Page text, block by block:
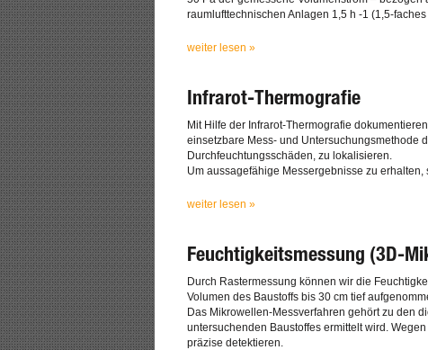
raumlufttechnischen Anlagen 1,5 h -1 (1,5-
weiter lesen »
Infrarot-Thermografie
Mit Hilfe der Infrarot-Thermografie
einsetzbare Mess- und Untersuchungsmethode
Durchfeuchtungsschäden, zu lokalisieren.
Um aussagefähige Messergebnisse zu
weiter lesen »
Feuchtigkeitsmessung (3D-
Durch Rastermessung können wir die
Volumen des Baustoffs bis 30 cm tief
Das Mikrowellen-Messverfahren gehört zu den
untersuchenden Baustoffes ermittelt wird.
präzise detektieren.